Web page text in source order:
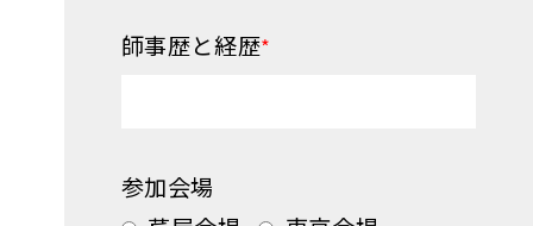
師事歴と経歴*
参加会場